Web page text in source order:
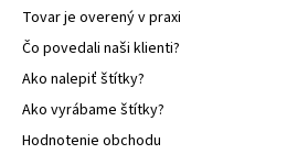
Tovar je overený v praxi
Čo povedali naši klienti?
Ako nalepiť štítky?
Ako vyrábame štítky?
Hodnotenie obchodu